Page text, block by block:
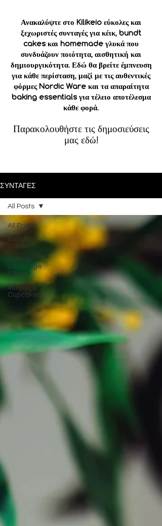
Ανακαλύψτε στο Kilikeio εύκολες και
ξεχωριστές συνταγές για κέικ, bundt
cakes και homemade γλυκά που
συνδυάζουν ποιότητα, αισθητική και
δημιουργικότητα. Εδώ θα βρείτε έμπνευση
για κάθε περίσταση, μαζί με τις αυθεντικές
φόρμες Nordic Ware και τα απαραίτητα
baking essentials για τέλειο αποτέλεσμα
κάθε φορά.
Παρακολουθήστε τις δημοσιεύσεις
μας εδώ!
ΣΥΝΤΑΓΕΣ
All Posts
Bundt
Cakes
Baking
Challenge
Kilikeio
Μάφινς &
Cupcakes
All Posts